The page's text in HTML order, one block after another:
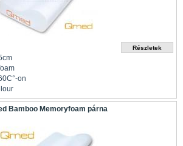
on
Bamboo Memoryfoam párna